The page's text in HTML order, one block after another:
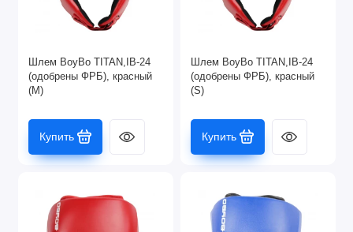
Шлем BoyBo TITAN,IB-24
(одобрены ФРБ), красный
(M)
Купить
Шлем BoyBo TITAN,IB-24
(одобрены ФРБ), красный
(S)
Купить